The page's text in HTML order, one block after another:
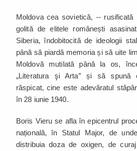
Moldova cea sovietică, -- rusificată
golită de elitele românești
Siberia, îndobitocită de ideologii
până să piardă memoria și să uite
Moldovă mutilată până la os,
„Literatura şi Arta” și să spună
răspicat, cine este adevăratul
în 28 iunie 1940.
Boris Vieru se afla în epicentrul
națională, în Statul Major, de
distribuia doza de oxigen, de